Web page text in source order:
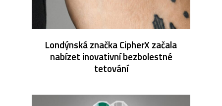
Londýnská značka CipherX začala
nabízet inovativní bezbolestné
tetování